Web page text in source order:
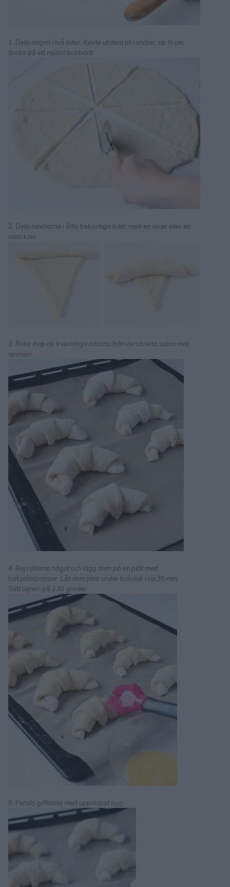
1. Dela degen i två bitar. Kavla ut dem till rundlar, ca ½ cm
tjocka på ett mjölat bakbord.
2. Dela rundlarna i åtta trekantiga bitar med en slicer eller en
vass kniv.
3. Rulla ihop de trekantiga bitarna från den breda sidan mot
spetsen.
4. Böj rullarna något och lägg dem på en plåt med
bakplåtspapper. Låt dem jäsa under bakduk i ca 30 min.
Sätt ugnen på 230 grader.
5. Pensla gifflarna med uppvispat ägg.